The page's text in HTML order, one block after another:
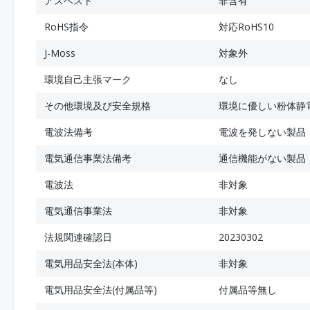
RoHS指令
対応RoHS10
J-Moss
対象外
環境自己主張マーク
なし
その他環境及び安全規格
環境に優しい粉体静
電波法備考
電波を発しない製品
電気通信事業法備考
通信機能がない製品
電波法
非対象
電気通信事業法
非対象
法規関連確認日
20230302
電気用品安全法(本体)
非対象
電気用品安全法(付属品等)
付属品等無し